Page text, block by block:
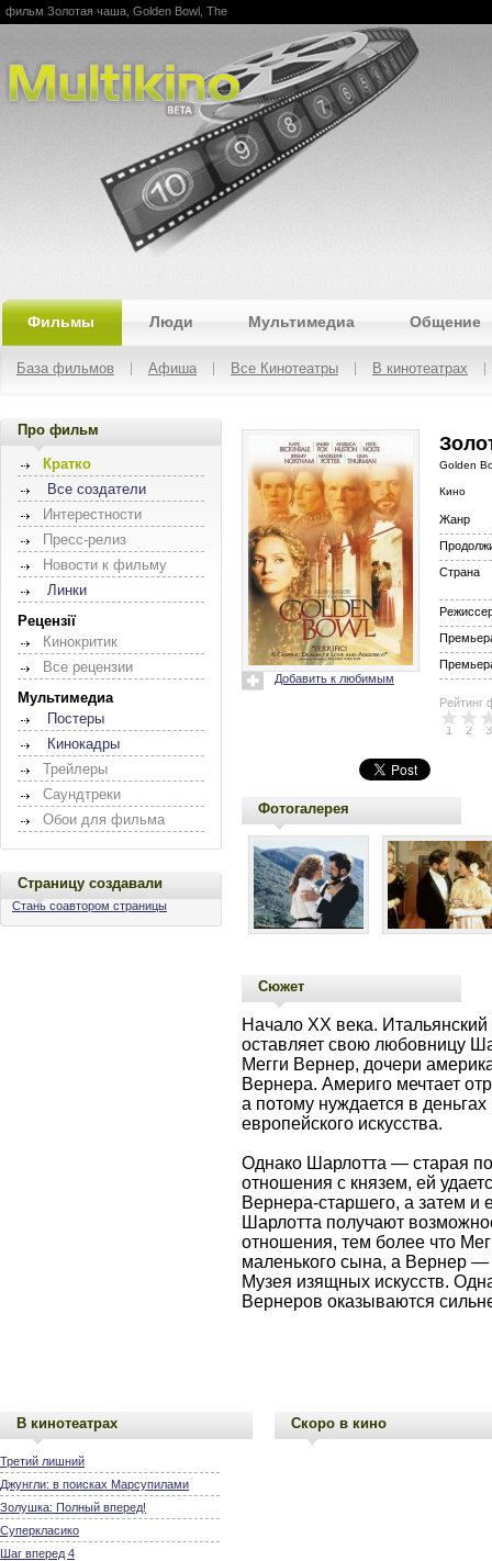
Multikino
фильм Золотая чаша, Golden Bowl, The
Фильмы Люди Мультимедиа Общение
База фильмов Афиша Все Кинотеатры В кинотеатрах
Про фильм
Кратко
Все создатели
Интерестности
Пресс-релиз
Новости к фильму
Линки
Рецензії
Кинокритик
Все рецензии
Мультимедиа
Постеры
Кинокадры
Трейлеры
Саундтреки
Обои для фильма
Страницу создавали
Стань соавтором страницы
Добавить к любимым
Golden
Кино
Жанр
Страна
Рейтинг
1 2 3
Фотогалерея
Сюжет
Начало XX века.
оставляет свою любовницу
Мегги Вернер, дочери
Вернера. Америго мечтает
а потому нуждается в
европейского искусства.
Однако Шарлотта — старая
отношения с князем, ей
Вернера-старшего, а затем и
Шарлотта получают
отношения, тем более что
маленького сына, а Вернер —
Музея изящных искусств.
Вернеров оказываются
В кинотеатрах
Третий лишний
Джунгли: в поисках Марсупилами
Золушка: Полный вперед!
Суперкласико
Шаг вперед 4
Скоро в кино